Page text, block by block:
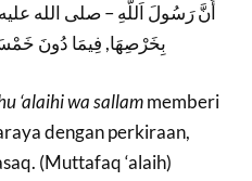
أَنَّ رَسُولَ اَللَّهِ – صلى الله
بِخَرْصِهَا, فِيمَا دُونَ
‘alaihi wa sallammemberi
dengan perkiraan,
(Muttafaq ‘alaih)